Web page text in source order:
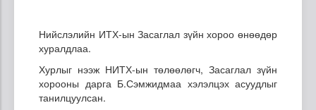
Нийслэлийн ИТХ-ын Засаглал зүйн хороо өнөөдөр
хуралдлаа.
Хурлыг нээж НИТХ-ын төлөөлөгч, Засаглал зүйн
хорооны дарга Б.Сэмжидмаа хэлэлцэх асуудлыг
танилцуулсан.